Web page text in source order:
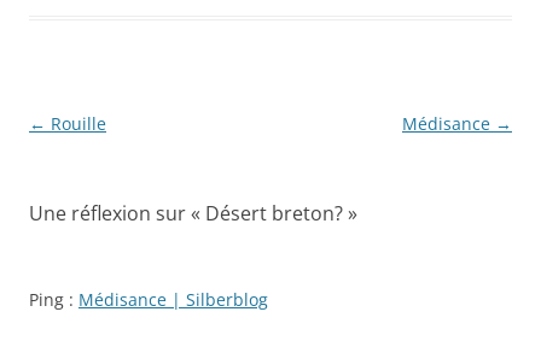
Navigation
← Rouille Médisance →
Une réflexion sur « Désert breton?»
Ping : Médisance | Silberblog